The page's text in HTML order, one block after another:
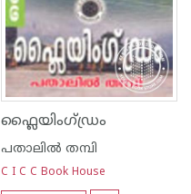
ഫ്ലൈയിംഗ്‌ഡ്രം
പതാലില്‍ തമ്പി
C I C C Book House